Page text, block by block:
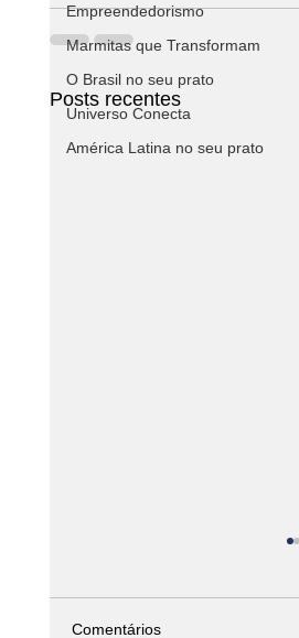
Empreendedorismo
Marmitas que Transformam
O Brasil no seu prato
Universo Conecta
América Latina no seu prato
Posts recentes
Comentários